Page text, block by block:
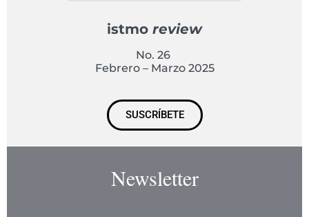
istmo review
No. 26
Febrero – Marzo 2025
SUSCRÍBETE
Newsletter